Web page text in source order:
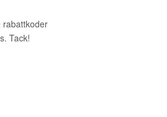
rabattkoder
Tack!